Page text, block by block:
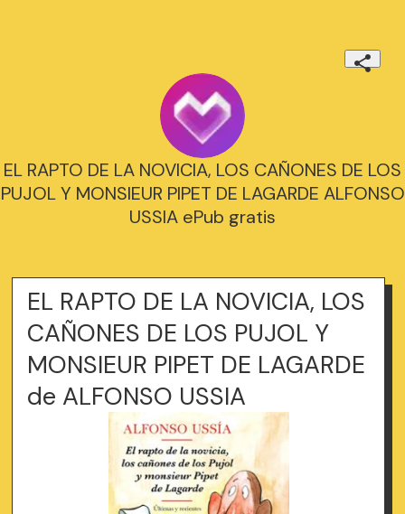
EL RAPTO DE LA NOVICIA, LOS CAÑONES DE LOS
PUJOL Y MONSIEUR PIPET DE LAGARDE ALFONSO
USSIA ePub gratis
EL RAPTO DE LA NOVICIA, LOS
CAÑONES DE LOS PUJOL Y
MONSIEUR PIPET DE LAGARDE
de ALFONSO USSIA